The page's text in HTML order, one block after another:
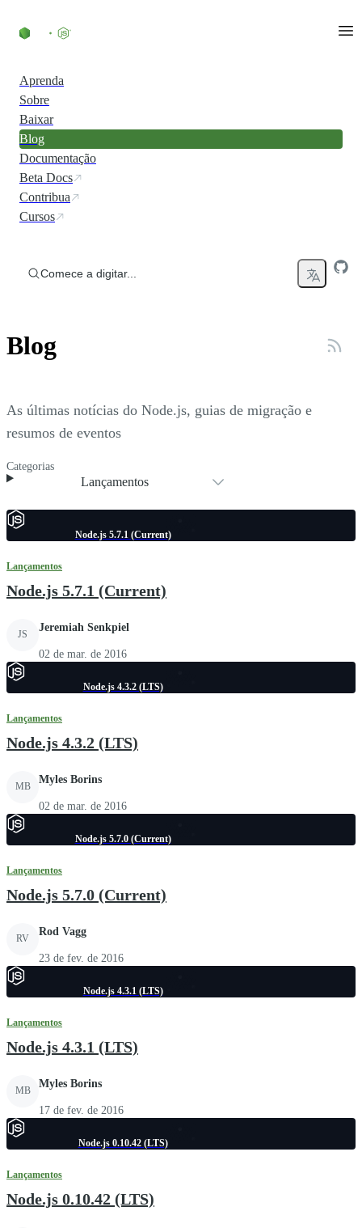
Aprenda
Sobre
Baixar
Blog
Documentação
Beta Docs
Contribua
Cursos
Comece a digitar...
Blog
As últimas notícias do Node.js, guias de migração e
resumos de eventos
Categorias
Lançamentos
Node.js 5.7.1 (Current)
Lançamentos
Node.js 5.7.1 (Current)
JS
Jeremiah Senkpiel
02 de mar. de 2016
Node.js 4.3.2 (LTS)
Lançamentos
Node.js 4.3.2 (LTS)
MB
Myles Borins
02 de mar. de 2016
Node.js 5.7.0 (Current)
Lançamentos
Node.js 5.7.0 (Current)
RV
Rod Vagg
23 de fev. de 2016
Node.js 4.3.1 (LTS)
Lançamentos
Node.js 4.3.1 (LTS)
MB
Myles Borins
17 de fev. de 2016
Node.js 0.10.42 (LTS)
Lançamentos
Node.js 0.10.42 (LTS)